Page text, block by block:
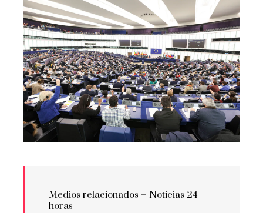
Medios relacionados – Noticias 24
horas